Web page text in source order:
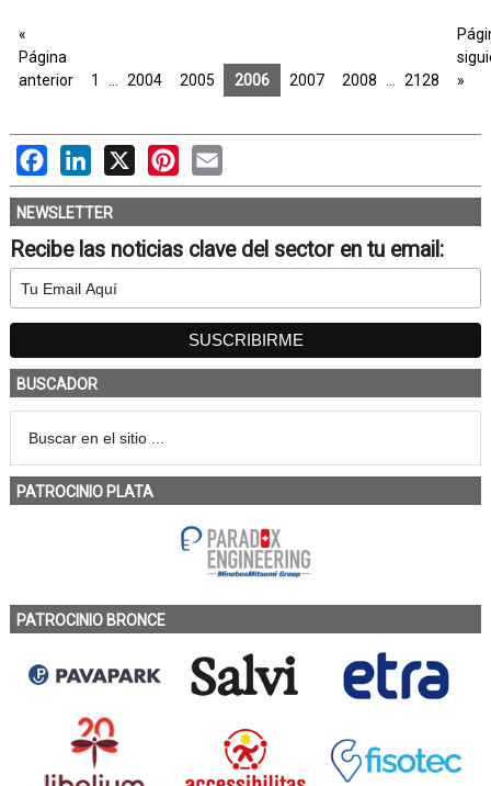
«
Página
anterior
1 2004 2005 2006 2007 2008 2128
»
FacebookLinkedIn
X PinterestEmail
NEWSLETTER
Recibe las noticias clave del sector en tu email:
BUSCADOR
PATROCINIO PLATA
PATROCINIO BRONCE